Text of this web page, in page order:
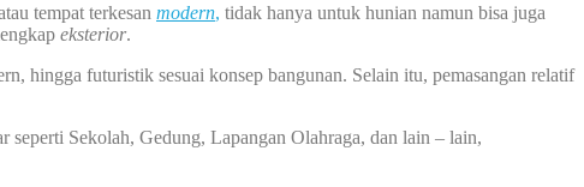
tempat terkesan modern, tidak hanya untuk hunian namun bisa juga
eksterior.
hingga futuristik sesuai konsep bangunan. Selain itu, pemasangan relatif
seperti Sekolah, Gedung, Lapangan Olahraga, dan lain – lain,